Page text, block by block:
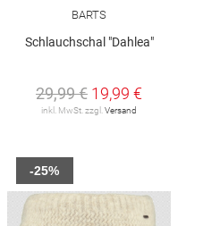
BARTS
Schlauchschal "Dahlea"
29,99 € 19,99 €
inkl. MwSt. zzgl. Versand
-25%